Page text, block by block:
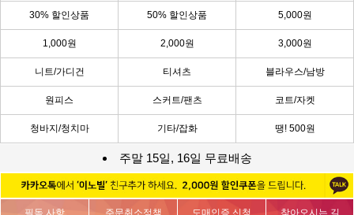
30% 할인상품 50% 할인상품 5,000원
1,000원 2,000원 3,000원
니트/가디건 티셔츠 블라우스/남방
원피스 스커트/팬츠 코트/자켓
청바지/청치마 기타/잡화 땡! 500원
주말 15일, 16일 무료배송